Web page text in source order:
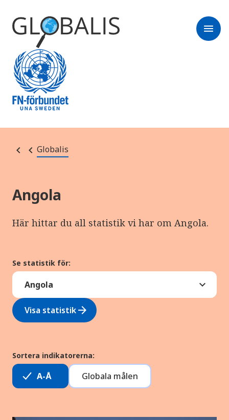
menu
Globalis
Angola
Här hittar du all statistik vi har om Angola.
Se statistik för:
Visa statistikarrow_forward
Sortera indikatorerna:
A-Å Globala målen